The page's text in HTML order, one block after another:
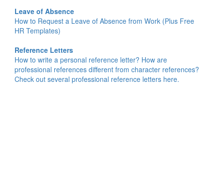
Leave of Absence
How to Request a Leave of Absence from Work (Plus Free
HR Templates)
Reference Letters
How to write a personal reference letter? How are
professional references different from character references?
Check out several professional reference letters here.